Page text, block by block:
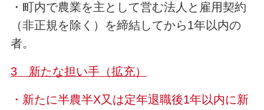
・町内で農業を主として営む法人と雇用契約
（非正規を除く）を締結してから1年以内の
者。
3 新たな担い手（拡充）
・新たに半農半X又は定年退職後1年以内に新